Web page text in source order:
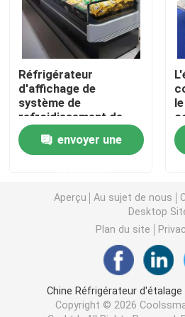
Réfrigérateur ouvert d'étalage
Congélateur à porte vitrée
Congélateur d'île de
Réfrigérateur d'affichage de
Refroidisseur d'affichage de
Congélateur de chambre
Réfrigérateur
d'affichage de
système de
refroidissement de
fan de viande de taille
de Shop Cooler
900mm de boucher
envoyer une
Aperçu Au sujet de nous
Desktop
Plan du site
Chine Réfrigérateur d'étalage
Copyright © 2026